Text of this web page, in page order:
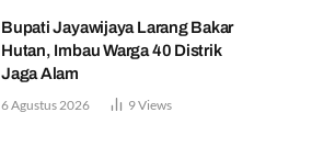
Bupati Jayawijaya Larang Bakar
Hutan, Imbau Warga 40 Distrik
Jaga Alam
6 Agustus 2026 9Views